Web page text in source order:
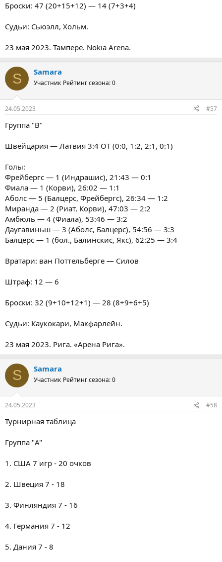
Броски: 47 (20+15+12) — 14 (7+3+4)
Судьи: Сьюэлл, Хольм.
23 мая 2023. Тампере. Nokia Arena.
S Samara
Участник Рейтинг сезона: 0
24.05.2023 #57
Группа "В"
Швейцария — Латвия 3:4 ОТ (0:0, 1:2, 2:1, 0:1)
Голы:
Фрейбергс — 1 (Индрашис), 21:43 — 0:1
Фиала — 1 (Корви), 26:02 — 1:1
Аболс — 5 (Балцерс, Фрейбергс), 26:34 — 1:2
Миранда — 2 (Риат, Корви), 47:03 — 2:2
Амбюль — 4 (Фиала), 53:46 — 3:2
Даугавиньш — 3 (Аболс, Балцерс), 54:56 — 3:3
Балцерс — 1 (бол., Балинскис, Якс), 62:25 — 3:4
Вратари: ван Поттельберге — Силов
Штраф: 12 — 6
Броски: 32 (9+10+12+1) — 28 (8+9+6+5)
Судьи: Каукокари, Макфарлейн.
23 мая 2023. Рига. «Арена Рига».
S Samara
Участник Рейтинг сезона: 0
24.05.2023 #58
Турнирная таблица
Группа "A"
1. США 7 игр - 20 очков
2. Швеция 7 - 18
3. Финляндия 7 - 16
4. Германия 7 - 12
5. Дания 7 - 8